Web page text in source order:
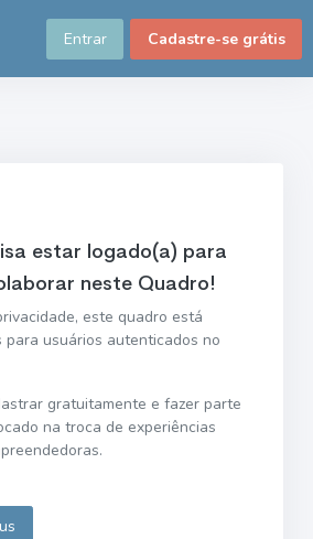
Entrar Cadastre-se grátis
estar logado(a) para
neste Quadro!
este quadro está
para usuários autenticados no
gratuitamente e fazer parte
na troca de experiências